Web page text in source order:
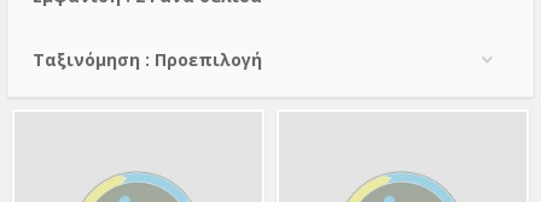
Тαξινόμηση : Προεπιλογή